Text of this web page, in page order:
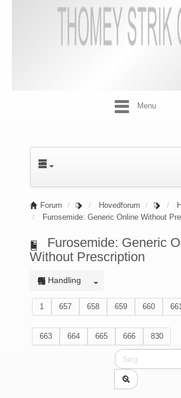
Menu
Forum Hovedforum
Furosemide: Generic Online Without
Furosemide: Generic
Without Prescription
Handling
1 657 658 659 660
663
664 665 666 830